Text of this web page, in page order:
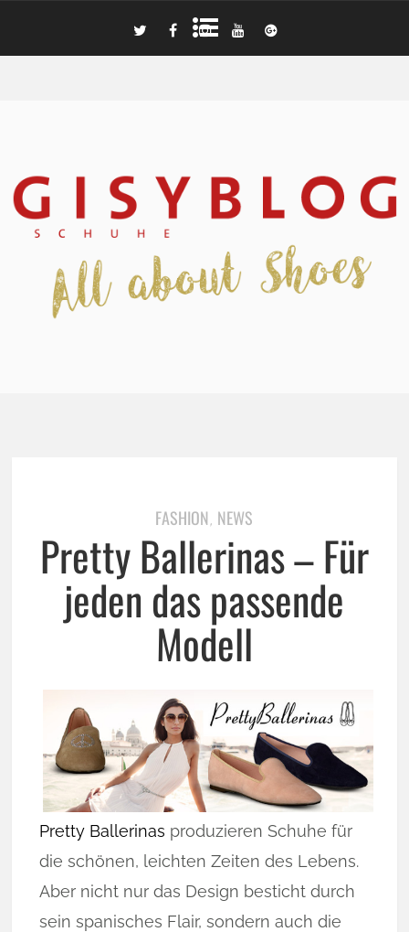
FASHION, NEWS
Pretty Ballerinas – Für
jeden das passende
Modell
Pretty Ballerinas produzieren Schuhe für
die schönen, leichten Zeiten des Lebens.
Aber nicht nur das Design besticht durch
sein spanisches Flair, sondern auch die